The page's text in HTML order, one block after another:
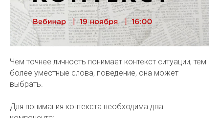
Чем точнее личность понимает контекст ситуации, тем
более уместные слова, поведение, она может
выбрать.
Для понимания контекста необходима два